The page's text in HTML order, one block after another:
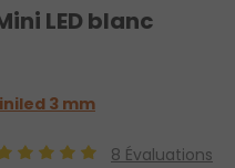
LED blanc
3 mm
8 Évaluations